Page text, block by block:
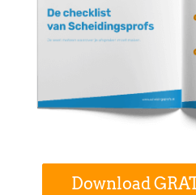
Download